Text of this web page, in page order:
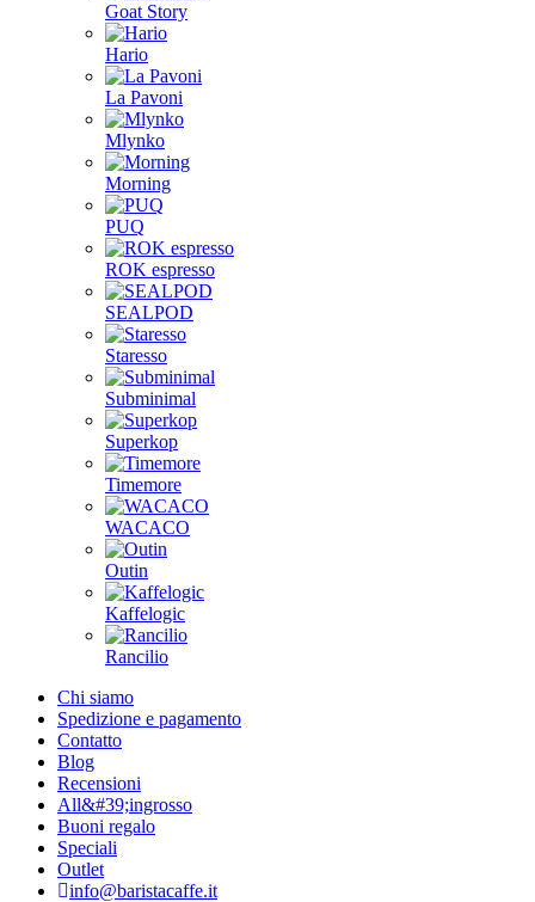
Goat Story
Hario
La Pavoni
Mlynko
Morning
PUQ
ROK espresso
SEALPOD
Staresso
Subminimal
Superkop
Timemore
WACACO
Outin
Kaffelogic
Rancilio
Chi siamo
Spedizione e pagamento
Contatto
Blog
Recensioni
All&#39;ingrosso
Buoni regalo
Speciali
Outlet
info@baristacaffe.it